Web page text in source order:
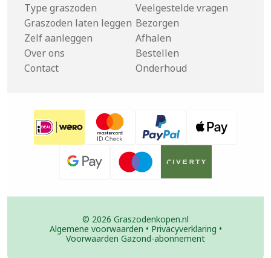
Type graszoden
Graszoden laten leggen
Zelf aanleggen
Over ons
Contact
Veelgestelde vragen
Bezorgen
Afhalen
Bestellen
Onderhoud
© 2026 Graszodenkopen.nl
Algemene voorwaarden • Privacyverklaring •
Voorwaarden Gazond-abonnement